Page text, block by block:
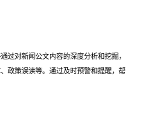
过对新闻公文内容的深度分析和挖掘，
政策误读等。通过及时预警和提醒，帮